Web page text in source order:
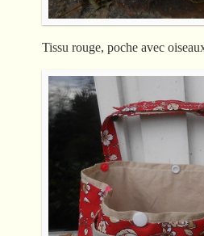
Tissu rouge, poche avec